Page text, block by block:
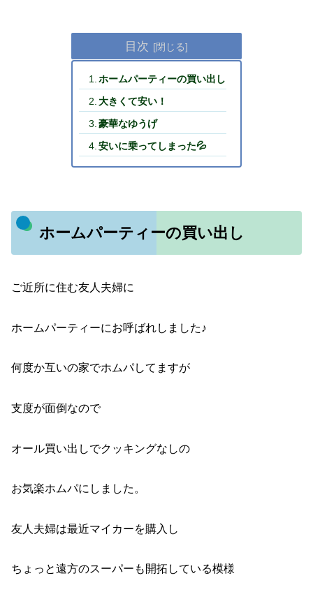
目次
ホームパーティーの買い出し
大きくて安い！
豪華なゆうげ
安いに乗ってしまった💦
ホームパーティーの買い出し
ご近所に住む友人夫婦に
ホームパーティーにお呼ばれしました♪
何度か互いの家でホムパしてますが
支度が面倒なので
オール買い出しでクッキングなしの
お気楽ホムパにしました。
友人夫婦は最近マイカーを購入し
ちょっと遠方のスーパーも開拓している模様